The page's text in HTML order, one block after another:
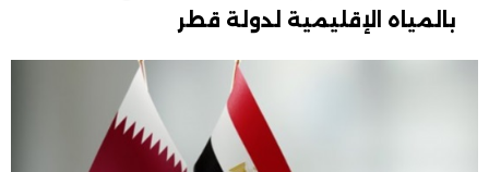
بالمياه الإقليمية لدولة قطر